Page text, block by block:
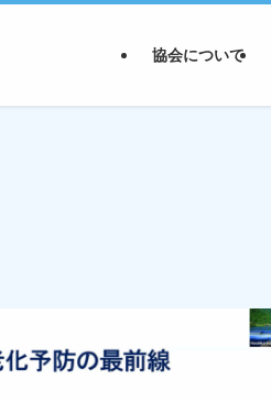
協会について